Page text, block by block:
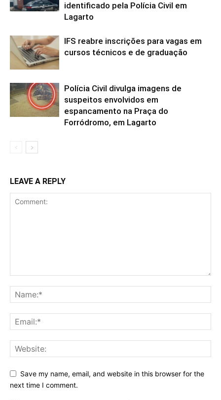
identificado pela Polícia Civil em
Lagarto
IFS reabre inscrições para vagas em
cursos técnicos e de graduação
Polícia Civil divulga imagens de
suspeitos envolvidos em
espancamento na Praça do
Forródromo, em Lagarto
LEAVE A REPLY
Save my name, email, and website in this browser for the
next time I comment.